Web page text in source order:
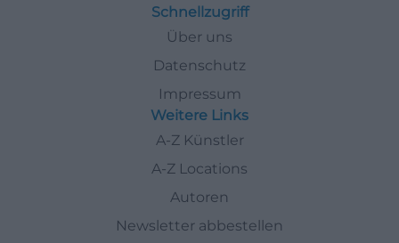
Schnellzugriff
Über uns
Datenschutz
Impressum
Weitere Links
A-Z Künstler
A-Z Locations
Autoren
Newsletter abbestellen